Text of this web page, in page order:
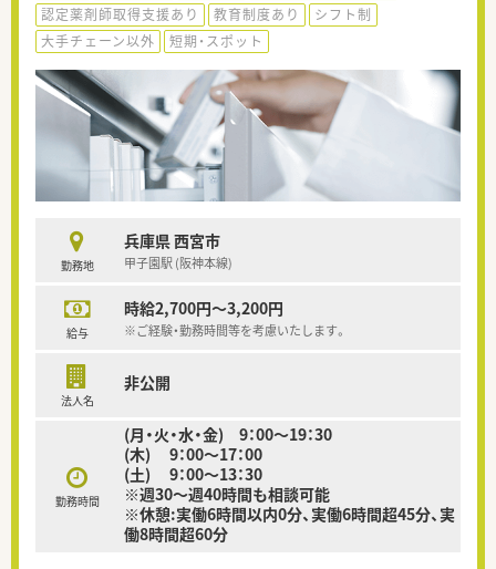
認定薬剤師取得支援あり
教育制度あり
シフト制
大手チェーン以外
短期・スポット
勤務地
兵庫県 西宮市
甲子園駅 (阪神本線)
給与
時給2,700円～3,200円
※ご経験・勤務時間等を考慮いたします。
法人名
非公開
勤務時間
(月・火・水・金) 9：00～19：30
(木) 9：00～17：00
(土) 9：00～13：30
※週30～週40時間も相談可能
※休憩:実働6時間以内0分、実働6時間超45分、実
働8時間超60分